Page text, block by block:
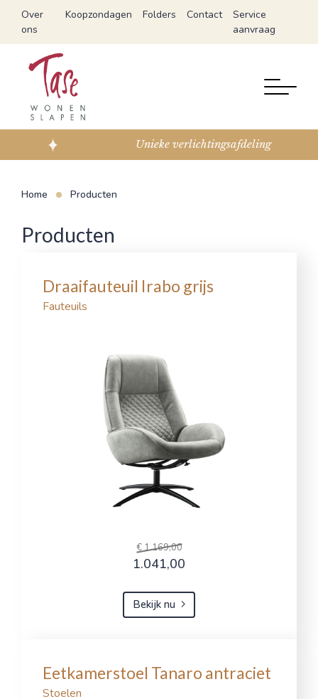
Over
ons
Koopzondagen Folders Contact
Service
aanvraag
Expert in slapen
Home Producten
Producten
Draaifauteuil Irabo grijs
Fauteuils
€ 1.169,00
1.041,00
Bekijk nu
Eetkamerstoel Tanaro antraciet
Stoelen